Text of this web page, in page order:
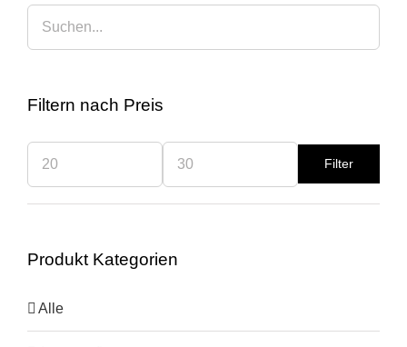
Filtern nach Preis
Preis
Preis
Filter
Produkt Kategorien
Alle